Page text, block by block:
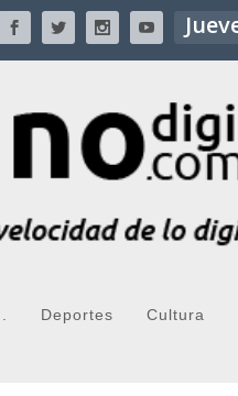
Deportes Cultura